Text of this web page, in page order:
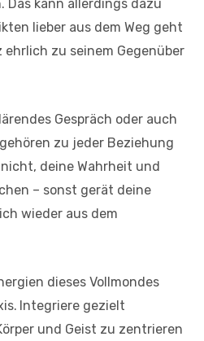
Das kann allerdings dazu
lieber aus dem Weg geht
zu seinem Gegenüber
Gespräch oder auch
zu jeder Beziehung
deine Wahrheit und
– sonst gerät deine
wieder aus dem
dieses Vollmondes
Integriere gezielt
und Geist zu zentrieren